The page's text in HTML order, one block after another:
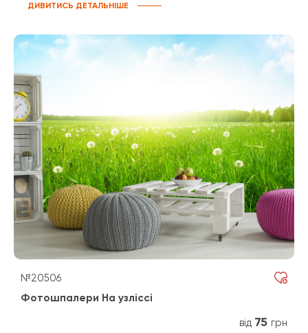
ДИВИТИСЬ ДЕТАЛЬНІШЕ
№20506
Фотошпалери На узліссі
від 75 грн